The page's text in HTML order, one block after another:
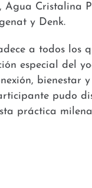
Agua Cristalina
y Denk.
a todos los
especial del
bienestar
pudo
práctica